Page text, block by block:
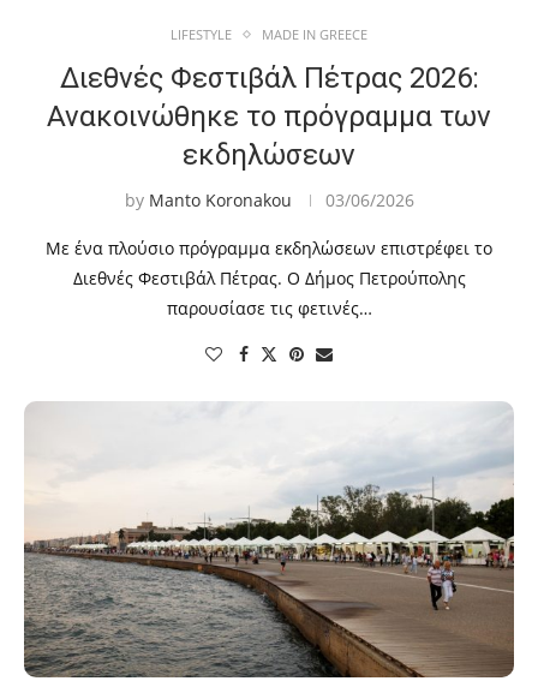
LIFESTYLE MADE IN GREECE
Διεθνές Φεστιβάλ Πέτρας 2026:
Ανακοινώθηκε το πρόγραμμα των
εκδηλώσεων
by Manto Koronakou 03/06/2026
Με ένα πλούσιο πρόγραμμα εκδηλώσεων επιστρέφει το
Διεθνές Φεστιβάλ Πέτρας. Ο Δήμος Πετρούπολης
παρουσίασε τις φετινές…